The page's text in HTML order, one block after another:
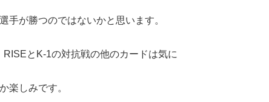
が勝つのではないかと思います。
とK-1の対抗戦の他のカードは気に
楽しみです。